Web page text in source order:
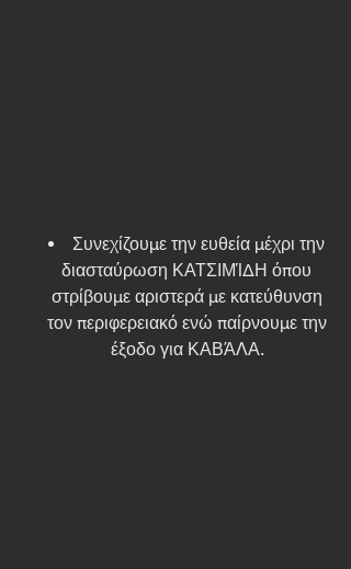
Συνεχίζουμε την ευθεία μέχρι την
διασταύρωση ΚΑΤΣΙΜΊΔΗ όπου
στρίβουμε αριστερά με κατεύθυνση
τον περιφερειακό ενώ παίρνουμε την
έξοδο για ΚΑΒΆΛΑ.